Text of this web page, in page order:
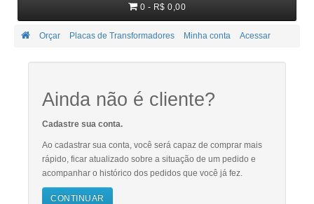
0 - R$ 0,00
Orçar Placas de Transformadores Minha conta Acessar
Ainda não é cliente?
Cadastre sua conta.
Ao cadastrar sua conta, você será capaz de comprar mais
rápido, ficar atualizado sobre a situação de um pedido e
acompanhar o histórico dos pedidos que você já fez.
CONTINUAR